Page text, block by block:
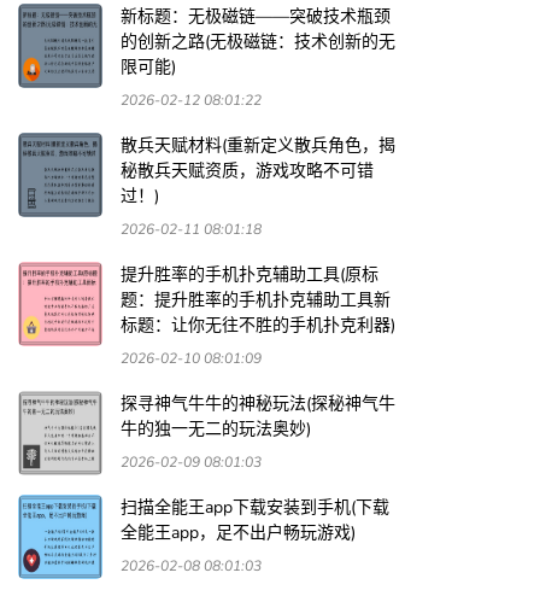
新标题：无极磁链——突破技术瓶颈
的创新之路(无极磁链：技术创新的无
限可能)
2026-02-12 08:01:22
散兵天赋材料(重新定义散兵角色，揭
秘散兵天赋资质，游戏攻略不可错
过！)
2026-02-11 08:01:18
提升胜率的手机扑克辅助工具(原标
题：提升胜率的手机扑克辅助工具新
标题：让你无往不胜的手机扑克利器)
2026-02-10 08:01:09
探寻神气牛牛的神秘玩法(探秘神气牛
牛的独一无二的玩法奥妙)
2026-02-09 08:01:03
扫描全能王app下载安装到手机(下载
全能王app，足不出户畅玩游戏)
2026-02-08 08:01:03